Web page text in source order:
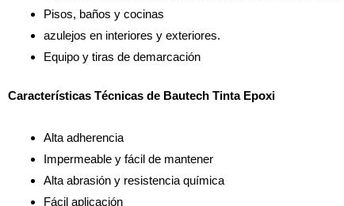
Pisos, baños y cocinas
azulejos en interiores y exteriores.
Equipo y tiras de demarcación
Características Técnicas de Bautech Tinta Epoxi
Alta adherencia
Impermeable y fácil de mantener
Alta abrasión y resistencia química
Fácil aplicación